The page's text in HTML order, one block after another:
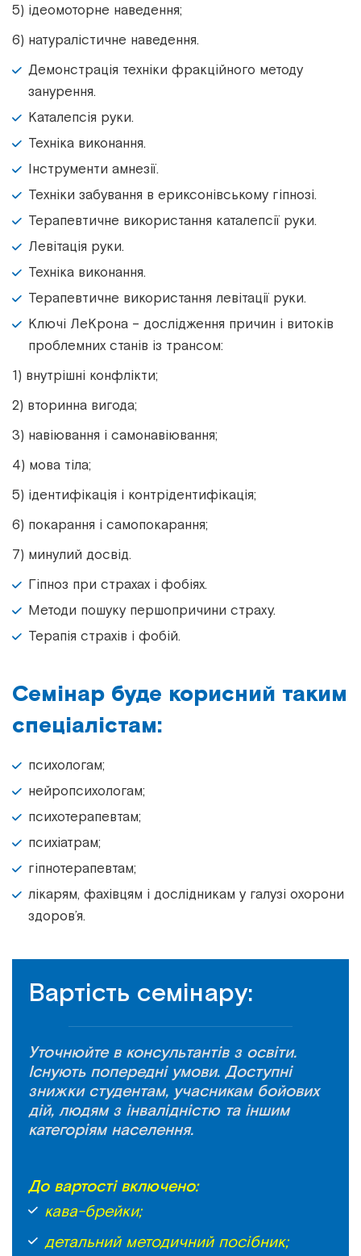
5) ідеомоторне наведення;
6) натуралістичне наведення.
Демонстрація техніки фракційного методу
занурення.
Каталепсія руки.
Техніка виконання.
Інструменти амнезії.
Техніки забування в ериксонівському гіпнозі.
Терапевтичне використання каталепсії руки.
Левітація руки.
Техніка виконання.
Терапевтичне використання левітації руки.
Ключі ЛеКрона – дослідження причин і витоків
проблемних станів із трансом:
1) внутрішні конфлікти;
2) вторинна вигода;
3) навіювання і самонавіювання;
4) мова тіла;
5) ідентифікація і контрідентифікація;
6) покарання і самопокарання;
7) минулий досвід.
Гіпноз при страхах і фобіях.
Методи пошуку першопричини страху.
Терапія страхів і фобій.
Семінар буде корисний таким
спеціалістам:
психологам;
нейропсихологам;
психотерапевтам;
психіатрам;
гіпнотерапевтам;
лікарям, фахівцям і дослідникам у галузі охорони
здоров’я.
Вартість семінару:
Уточнюйте в консультантів з освіти.
Існують попередні умови. Доступні
знижки студентам, учасникам бойових
дій, людям з інвалідністю та іншим
категоріям населення.
До вартості включено:
кава-брейки;
детальний методичний посібник;